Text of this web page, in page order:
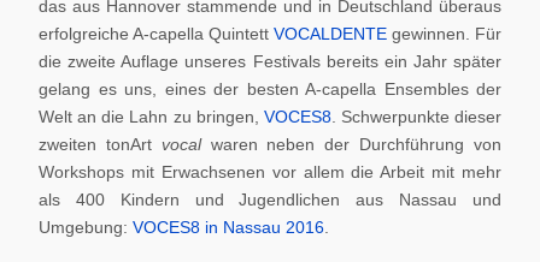
das aus Hannover stammende und in Deutschland überaus
erfolgreiche A-capella Quintett VOCALDENTE gewinnen. Für
die zweite Auflage unseres Festivals bereits ein Jahr später
gelang es uns, eines der besten A-capella Ensembles der
Welt an die Lahn zu bringen, VOCES8. Schwerpunkte dieser
zweiten tonArt vocalwaren neben der Durchführung von
Workshops mit Erwachsenen vor allem die Arbeit mit mehr
als 400 Kindern und Jugendlichen aus Nassau und
Umgebung: VOCES8 in Nassau 2016